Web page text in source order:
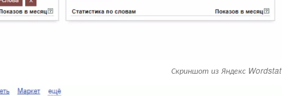
Скриншот из Яндекс Wordstat